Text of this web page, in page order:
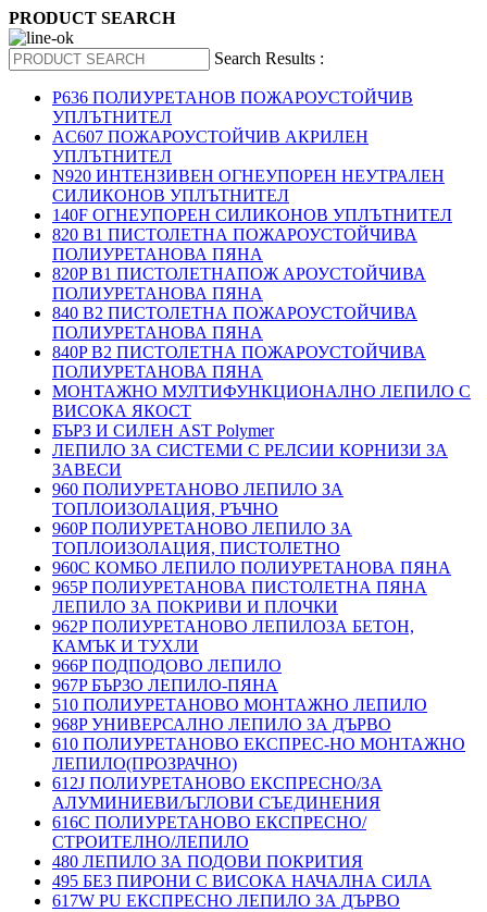
PRODUCT SEARCH
Search Results :
P636 ПОЛИУРЕТАНОВ ПОЖАРОУСТОЙЧИВ
УПЛЪТНИТЕЛ
AC607 ПОЖАРОУСТОЙЧИВ АКРИЛЕН
УПЛЪТНИТЕЛ
N920 ИНТЕНЗИВЕН ОГНЕУПОРЕН НЕУТРАЛЕН
СИЛИКОНОВ УПЛЪТНИТЕЛ
140F ОГНЕУПОРЕН СИЛИКОНОВ УПЛЪТНИТЕЛ
820 B1 ПИСТОЛЕТНА ПОЖАРОУСТОЙЧИВА
ПОЛИУРЕТАНОВА ПЯНА
820P B1 ПИСТОЛЕТНАПОЖ АРОУСТОЙЧИВА
ПОЛИУРЕТАНОВА ПЯНА
840 B2 ПИСТОЛЕТНА ПОЖАРОУСТОЙЧИВА
ПОЛИУРЕТАНОВА ПЯНА
840P B2 ПИСТОЛЕТНА ПОЖАРОУСТОЙЧИВА
ПОЛИУРЕТАНОВА ПЯНА
МОНТАЖНО МУЛТИФУНКЦИОНАЛНО ЛЕПИЛО С
ВИСОКА ЯКОСТ
БЪРЗ И СИЛЕН AST Polymer
ЛЕПИЛО ЗА СИСТЕМИ С РЕЛСИИ КОРНИЗИ ЗА
ЗАВЕСИ
960 ПОЛИУРЕТАНОВО ЛЕПИЛО ЗА
ТОПЛОИЗОЛАЦИЯ, РЪЧНО
960P ПОЛИУРЕТАНОВО ЛЕПИЛО ЗА
ТОПЛОИЗОЛАЦИЯ, ПИСТОЛЕТНО
960C КОМБО ЛЕПИЛО ПОЛИУРЕТАНОВА ПЯНА
965P ПОЛИУРЕТАНОВА ПИСТОЛЕТНА ПЯНА
ЛЕПИЛО ЗА ПОКРИВИ И ПЛОЧКИ
962P ПОЛИУРЕТАНОВО ЛЕПИЛОЗА БЕТОН,
КАМЪК И ТУХЛИ
966P ПОДПОДОВО ЛЕПИЛО
967P БЪРЗО ЛЕПИЛО-ПЯНА
510 ПОЛИУРЕТАНОВО МОНТАЖНО ЛЕПИЛО
968P УНИВЕРСАЛНО ЛЕПИЛО ЗА ДЪРВО
610 ПОЛИУРЕТАНОВО ЕКСПРЕС-НО МОНТАЖНО
ЛЕПИЛО(ПРОЗРАЧНО)
612J ПОЛИУРЕТАНОВО ЕКСПРЕСНО/ЗА
АЛУМИНИЕВИ/ЪГЛОВИ СЪЕДИНЕНИЯ
616C ПОЛИУРЕТАНОВО ЕКСПРЕСНО/
СТРОИТЕЛНО/ЛЕПИЛО
480 ЛЕПИЛО ЗА ПОДОВИ ПОКРИТИЯ
495 БЕЗ ПИРОНИ С ВИСОКА НАЧАЛНА СИЛА
617W PU ЕКСПРЕСНО ЛЕПИЛО ЗА ДЪРВО